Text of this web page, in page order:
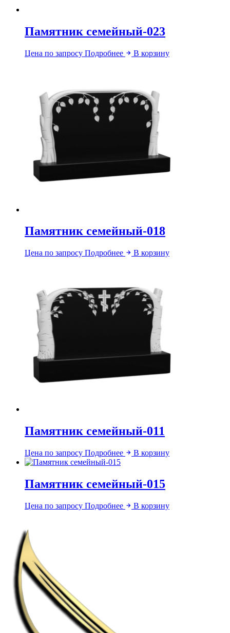
Памятник семейный-023
Цена по запросу Подробнее В корзину
Памятник семейный-018
Цена по запросу Подробнее В корзину
Памятник семейный-011
Цена по запросу Подробнее В корзину
Памятник семейный-015
Цена по запросу Подробнее В корзину